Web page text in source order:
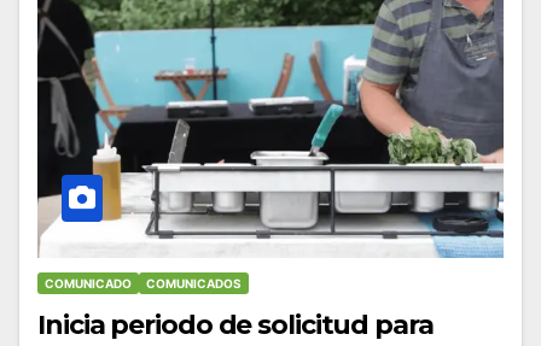
COMUNICADO COMUNICADOS
Inicia periodo de solicitud para